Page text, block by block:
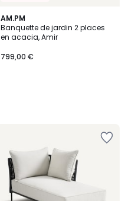
AM.PM
Banquette de jardin 2 places
en acacia, Amir
799,00 €